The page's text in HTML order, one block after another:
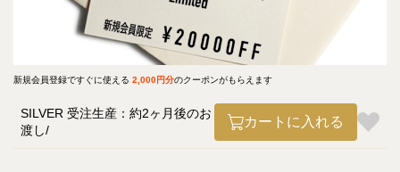
新規会員登録ですぐに使える 2,000円分のクーポンがもらえます
SILVER 受注生産：約2ヶ月後のお
渡し
カートに入れる